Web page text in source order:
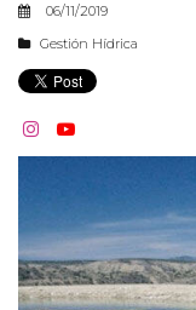
06/11/2019
Gestión Hídrica
 